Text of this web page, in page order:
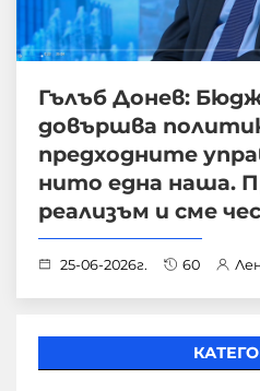
Гълъб Донев:
довършва
предходните
нито една наша.
реализъм и сме
25-06-2026г. 60